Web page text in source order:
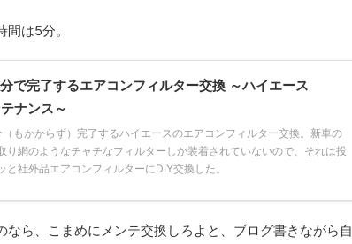
は5分。
分で完了するエアコンフィルター交換 ～ハイエース
ナンス～
もかからず）完了するハイエースのエアコンフィルター交換。新車の
り網のようなチャチなフィルターしか装着されていないので、それは投
と社外品エアコンフィルターにDIY交換した。
なら、こまめにメンテ交換しろよと、ブログ書きながら自